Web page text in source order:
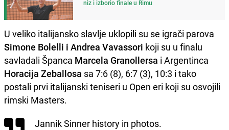
niz i izborio finale u Rimu
U veliko italijansko slavlje uklopili su se igrači parova
Simone Bolelli i Andrea Vavassori koji su u finalu
savladali Španca Marcela Granollersa i Argentinca
Horacija Zeballosa sa 7:6 (8), 6:7 (3), 10:3 i tako
postali prvi italijanski teniseri u Open eri koji su osvojili
rimski Masters.
Jannik Sinner history in photos.